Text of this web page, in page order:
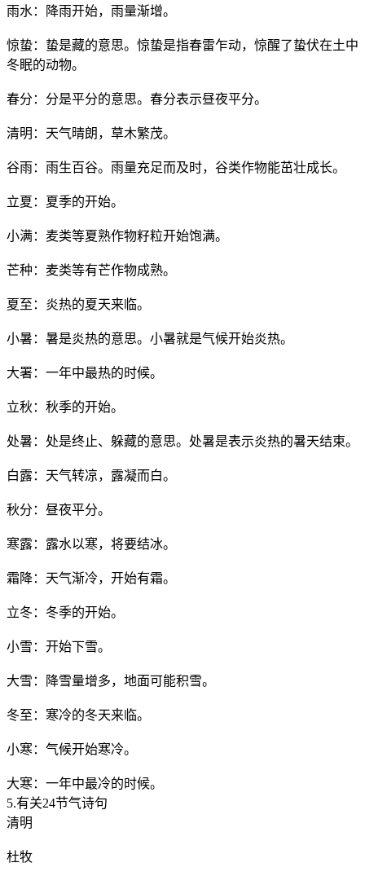
雨水：降雨开始，雨量渐增。
惊蛰：蛰是藏的意思。惊蛰是指春雷乍动，惊醒了蛰伏在土中
冬眠的动物。
春分：分是平分的意思。春分表示昼夜平分。
清明：天气晴朗，草木繁茂。
谷雨：雨生百谷。雨量充足而及时，谷类作物能茁壮成长。
立夏：夏季的开始。
小满：麦类等夏熟作物籽粒开始饱满。
芒种：麦类等有芒作物成熟。
夏至：炎热的夏天来临。
小暑：暑是炎热的意思。小暑就是气候开始炎热。
大署：一年中最热的时候。
立秋：秋季的开始。
处暑：处是终止、躲藏的意思。处暑是表示炎热的暑天结束。
白露：天气转凉，露凝而白。
秋分：昼夜平分。
寒露：露水以寒，将要结冰。
霜降：天气渐冷，开始有霜。
立冬：冬季的开始。
小雪：开始下雪。
大雪：降雪量增多，地面可能积雪。
冬至：寒冷的冬天来临。
小寒：气候开始寒冷。
大寒：一年中最冷的时候。
5.有关24节气诗句
清明
杜牧